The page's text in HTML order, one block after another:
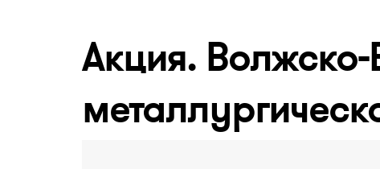
Акция.